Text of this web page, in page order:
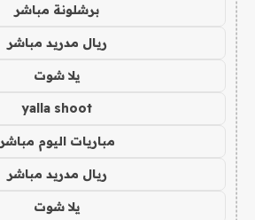
برشلونة مباشر
ريال مدريد مباشر
يلا شوت
yalla shoot
مباريات اليوم مباشر
ريال مدريد مباشر
يلا شوت